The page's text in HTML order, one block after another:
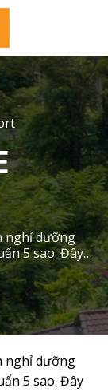
nghỉ dưỡng
5 sao. Đây
Tàu cho
chuyên
đào […]
nghỉ dưỡng
5 sao. Đây